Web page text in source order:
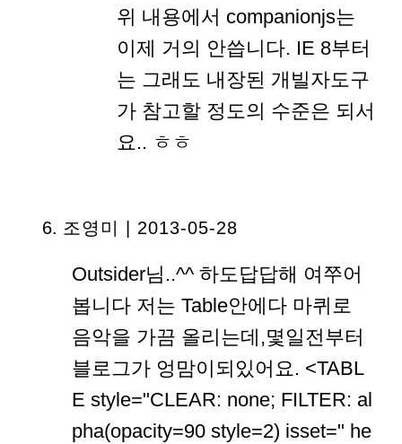
위 내용에서 companionjs는
이제 거의 안씁니다. IE 8부터
는 그래도 내장된 개빌자도구
가 참고할 정도의 수준은 되서
요.. ㅎㅎ
조영미 | 2013-05-28
Outsider님..^^ 하도답답해 여쭈어
봅니다 저는 Table안에다 마퀴로
음악을 가끔 올리는데,몇일전부터
블로그가 엉맘이되있어요. <TABL
E style="CLEAR: none; FILTER: al
pha(opacity=90 style=2) isset=" he